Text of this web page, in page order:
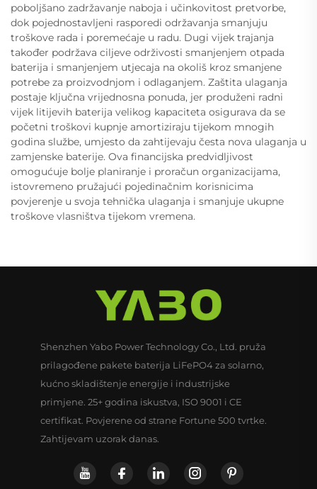
poboljšano zadržavanje naboja i učinkovitost pretvorbe,
dok pojednostavljeni rasporedi održavanja smanjuju
troškove rada i poremećaje u radu. Dugi vijek trajanja
također podržava ciljeve održivosti smanjenjem otpada
baterija i smanjenjem utjecaja na okoliš kroz smanjene
potrebe za proizvodnjom i odlaganjem. Zaštita ulaganja
postaje ključna vrijednosna ponuda, jer produženi radni
vijek litijevih baterija velikog kapaciteta osigurava da se
početni troškovi kupnje amortiziraju tijekom mnogih
godina službe, umjesto da zahtijevaju česta nova ulaganja u
zamjenske baterije. Ova financijska predvidljivost
omogućuje bolje planiranje i proračun organizacijama,
istovremeno pružajući pojedinačnim korisnicima
povjerenje u svoja tehnička ulaganja i smanjuje ukupne
troškove vlasništva tijekom vremena.
Shenzhen Yabo Power Technology Co., Ltd. pruža
prilagođene pakete baterija LiFePO4 za solarno,
kućno skladištenje energije i industrijske
primjene. 25+ godina iskustva, ISO 9001 i CE
certifikat. Povjerene od strane Fortune 500 tvrtke.
Zahtijevam uzorak danas.